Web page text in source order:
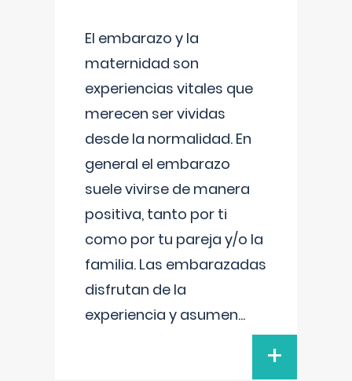
El embarazo y la
maternidad son
experiencias vitales que
merecen ser vividas
desde la normalidad. En
general el embarazo
suele vivirse de manera
positiva, tanto por ti
como por tu pareja y/o la
familia. Las embarazadas
disfrutan de la
experiencia y asumen...
+